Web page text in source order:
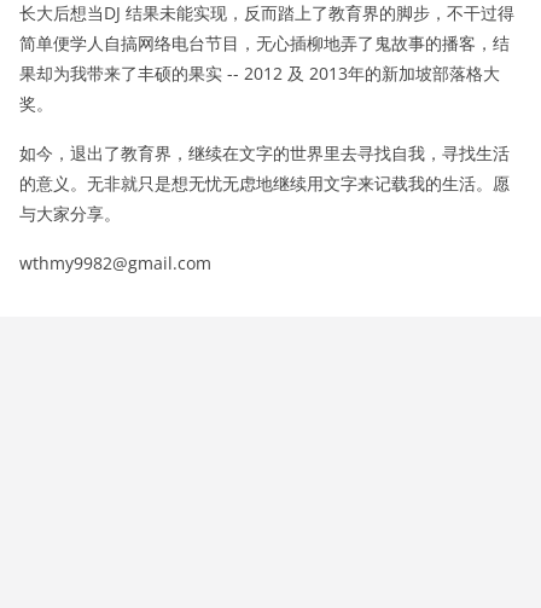
长大后想当DJ 结果未能实现，反而踏上了教育界的脚步，不干过得
简单便学人自搞网络电台节目，无心插柳地弄了鬼故事的播客，结
果却为我带来了丰硕的果实 -- 2012 及 2013年的新加坡部落格大
奖。
如今，退出了教育界，继续在文字的世界里去寻找自我，寻找生活
的意义。无非就只是想无忧无虑地继续用文字来记载我的生活。愿
与大家分享。
wthmy9982@gmail.com